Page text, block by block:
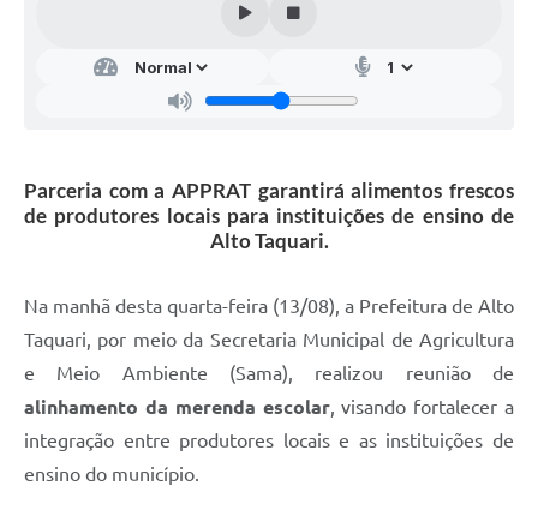
Parceria com a APPRAT garantirá alimentos frescos
de produtores locais para instituições de ensino de
Alto Taquari.
Na manhã desta quarta-feira (13/08), a Prefeitura de Alto
Taquari, por meio da Secretaria Municipal de Agricultura
e Meio Ambiente (Sama), realizou reunião de
alinhamento da merenda escolar, visando fortalecer a
integração entre produtores locais e as instituições de
ensino do município.